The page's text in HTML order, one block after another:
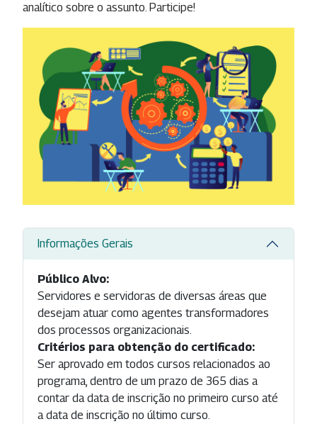
analítico sobre o assunto. Participe!
Informações Gerais
Público Alvo:
Servidores e servidoras de diversas áreas que
desejam atuar como agentes transformadores
dos processos organizacionais.
Critérios para obtenção do certificado:
Ser aprovado em todos cursos relacionados ao
programa, dentro de um prazo de 365 dias a
contar da data de inscrição no primeiro curso até
a data de inscrição no último curso.